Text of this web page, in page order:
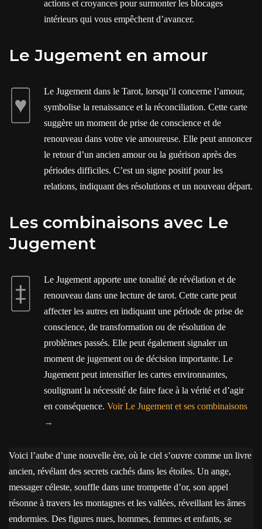
actions et croyances pour surmonter les blocages
intérieurs qui vous empêchent d’avancer.
Le Jugement en amour
Le Jugement dans le Tarot, lorsqu’il concerne l’amour,
symbolise la renaissance et la réconciliation. Cette carte
suggère un moment de prise de conscience et de
renouveau dans votre vie amoureuse. Elle peut annoncer
le retour d’un ancien amour ou la guérison après des
périodes difficiles. C’est un signe positif pour les
relations, indiquant des résolutions et un nouveau départ.
Les combinaisons avec Le
Jugement
Le Jugement apporte une tonalité de révélation et de
renouveau dans une lecture de tarot. Cette carte peut
affecter les autres en indiquant une période de prise de
conscience, de transformation ou de résolution de
problèmes passés. Elle peut également signaler un
moment de jugement ou de décision importante. Le
Jugement peut intensifier les cartes environnantes,
soulignant la nécessité de faire face à la vérité et d’agir
en conséquence. Voir Le Jugement et ses combinaisons
Voici l’aube d’une nouvelle ère, où le ciel s’ouvre comme un livre
ancien, révélant des secrets cachés dans les étoiles. Un ange,
messager céleste, souffle dans une trompette d’or, son appel
résonne à travers les montagnes et les vallées, réveillant les âmes
endormies. Des figures nues, hommes, femmes et enfants, se